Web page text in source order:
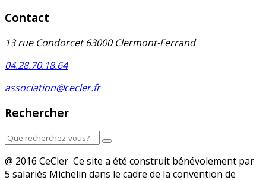
Contact
13 rue Condorcet 63000 Clermont-Ferrand
04.28.70.18.64
association@cecler.fr
Rechercher
@ 2016 CeCler Ce site a été construit bénévolement par
5 salariés Michelin dans le cadre de la convention de